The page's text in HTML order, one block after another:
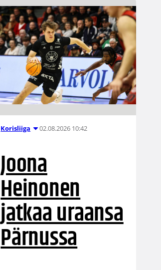
Korisliiga 02.08.2026 10:42
Joona
Heinonen
jatkaa uraansa
Pärnussa